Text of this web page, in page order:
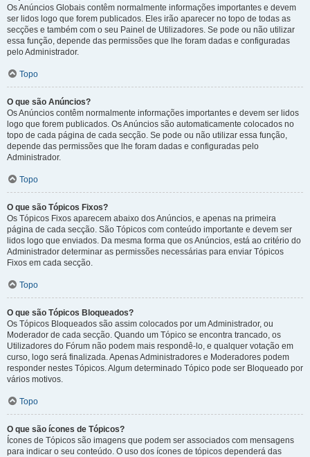
Os Anúncios Globais contêm normalmente informações importantes e devem
ser lidos logo que forem publicados. Eles irão aparecer no topo de todas as
secções e também com o seu Painel de Utilizadores. Se pode ou não utilizar
essa função, depende das permissões que lhe foram dadas e configuradas
pelo Administrador.
Topo
O que são Anúncios?
Os Anúncios contêm normalmente informações importantes e devem ser lidos
logo que forem publicados. Os Anúncios são automaticamente colocados no
topo de cada página de cada secção. Se pode ou não utilizar essa função,
depende das permissões que lhe foram dadas e configuradas pelo
Administrador.
Topo
O que são Tópicos Fixos?
Os Tópicos Fixos aparecem abaixo dos Anúncios, e apenas na primeira
página de cada secção. São Tópicos com conteúdo importante e devem ser
lidos logo que enviados. Da mesma forma que os Anúncios, está ao critério do
Administrador determinar as permissões necessárias para enviar Tópicos
Fixos em cada secção.
Topo
O que são Tópicos Bloqueados?
Os Tópicos Bloqueados são assim colocados por um Administrador, ou
Moderador de cada secção. Quando um Tópico se encontra trancado, os
Utilizadores do Fórum não podem mais respondê-lo, e qualquer votação em
curso, logo será finalizada. Apenas Administradores e Moderadores podem
responder nestes Tópicos. Algum determinado Tópico pode ser Bloqueado por
vários motivos.
Topo
O que são ícones de Tópicos?
Ícones de Tópicos são imagens que podem ser associados com mensagens
para indicar o seu conteúdo. O uso dos ícones de tópicos dependerá das